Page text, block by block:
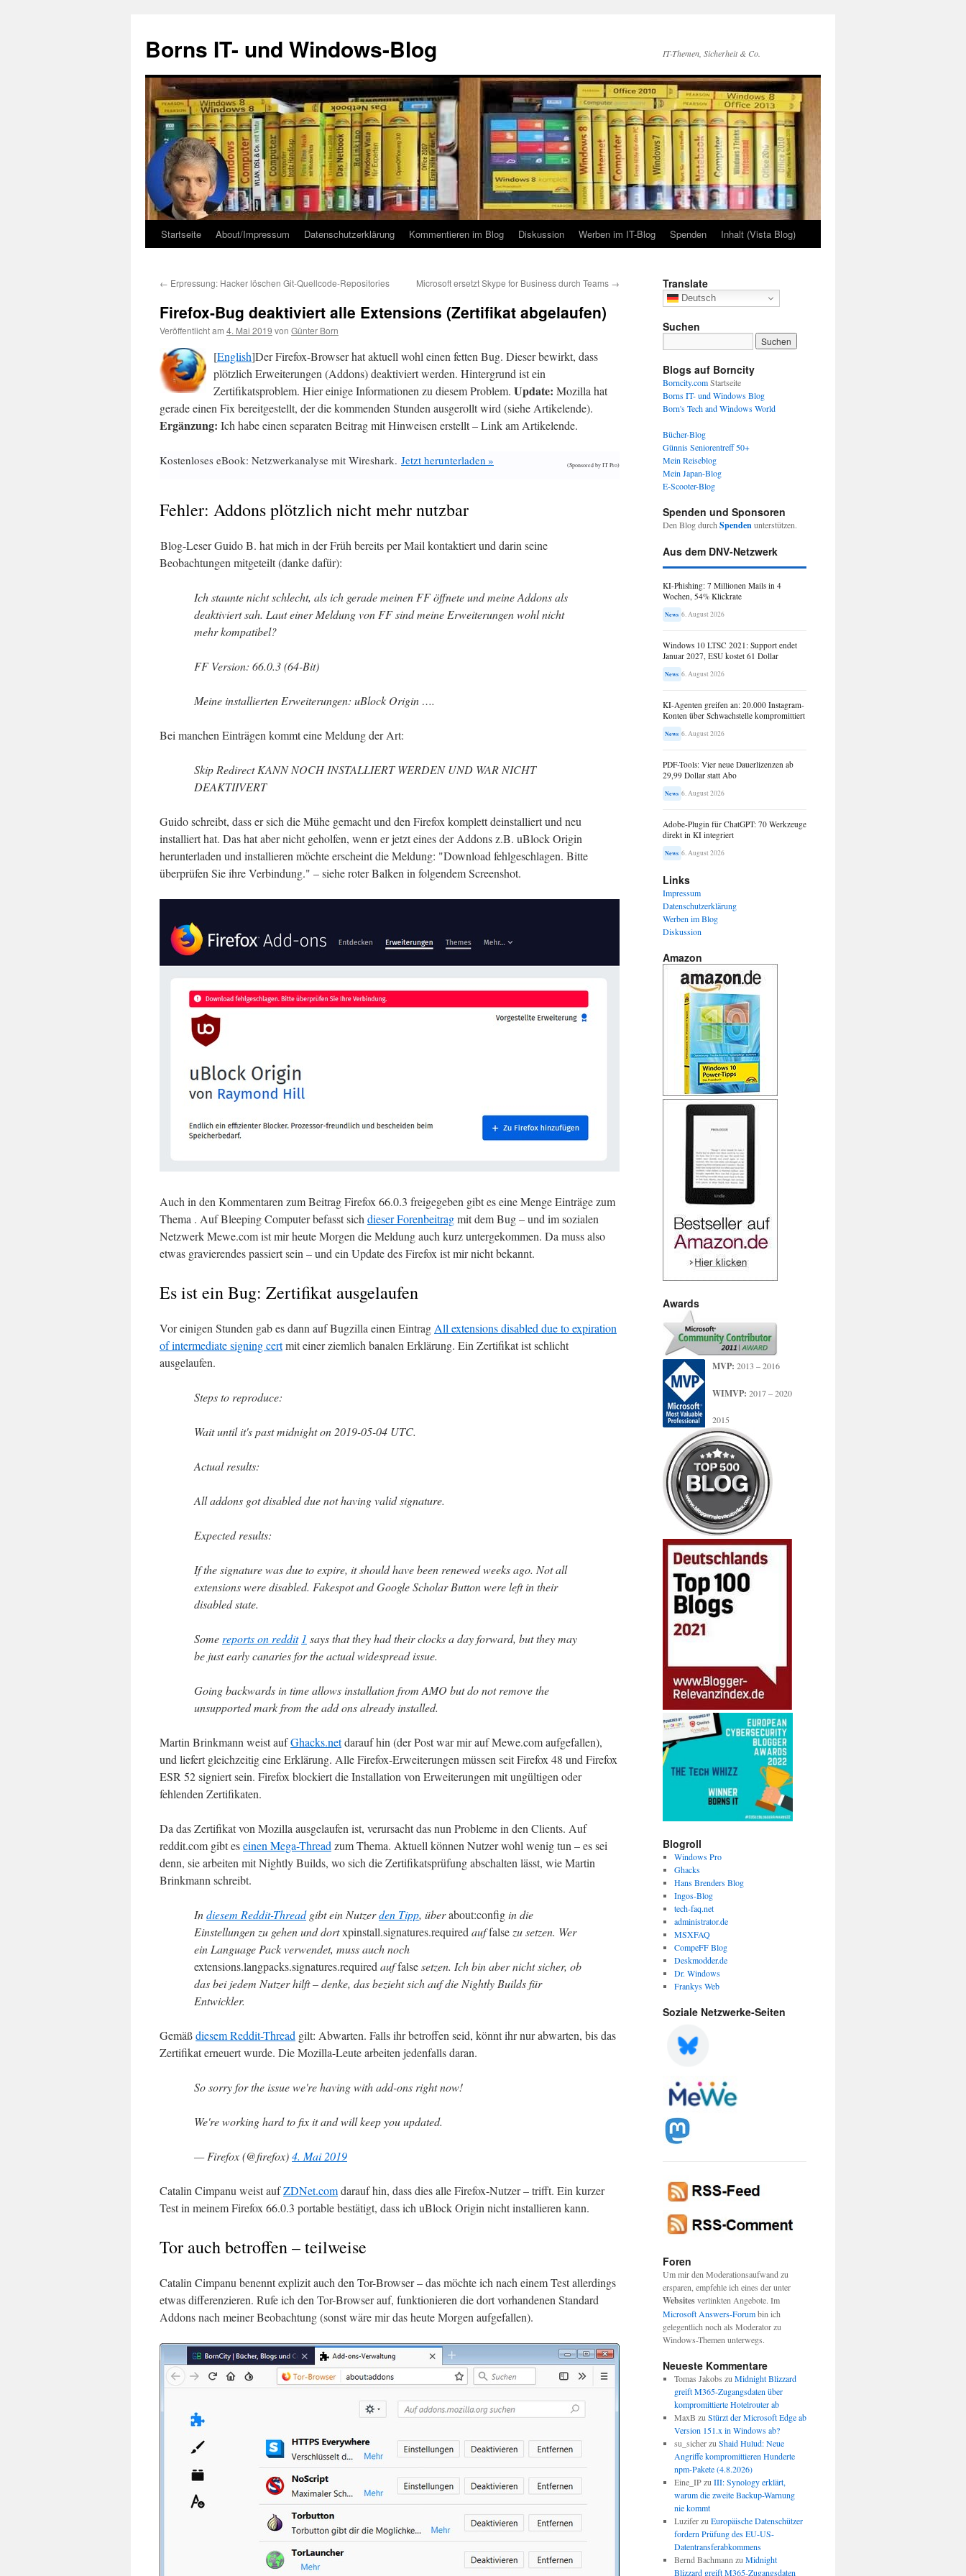
springen
Borns IT- und Windows-Blog IT-Themen, Sicherheit & Co.
Startseite About/Impressum Datenschutzerklärung Kommentieren im Blog Diskussion Werben im IT-Blog Spenden Inhalt (Vista Blog)
← Erpressung: Hacker löschen Git-Quellcode-Repositories Microsoft ersetzt Skype for Business durch Teams →
Firefox-Bug deaktiviert alle Extensions (Zertifikat abgelaufen)
Veröffentlicht am 4. Mai 2019 von Günter Born
[English]Der Firefox-Browser hat aktuell wohl einen fetten Bug. Dieser bewirkt, dass
plötzlich Erweiterungen (Addons) deaktiviert werden. Hintergrund ist ein
Zertifikatsproblem. Hier einige Informationen zu diesem Problem. Update: Mozilla hat
gerade einen Fix bereitgestellt, der die kommenden Stunden ausgerollt wird (siehe Artikelende).
Ergänzung: Ich habe einen separaten Beitrag mit Hinweisen erstellt – Link am Artikelende.
Kostenloses eBook: Netzwerkanalyse mit Wireshark. Jetzt herunterladen » (Sponsored by IT Pro)
Fehler: Addons plötzlich nicht mehr nutzbar
Blog-Leser Guido B. hat mich in der Früh bereits per Mail kontaktiert und darin seine
Beobachtungen mitgeteilt (danke dafür):
Ich staunte nicht schlecht, als ich gerade meinen FF öffnete und meine Addons als
deaktiviert sah. Laut einer Meldung von FF sind meine Erweiterungen wohl nicht
mehr kompatibel?
FF Version: 66.0.3 (64-Bit)
Meine installierten Erweiterungen: uBlock Origin ….
Bei manchen Einträgen kommt eine Meldung der Art:
Skip Redirect KANN NOCH INSTALLIERT WERDEN UND WAR NICHT
DEAKTIIVERT
Guido schreibt, dass er sich die Mühe gemacht und den Firefox komplett deinstalliert und neu
installiert hat. Das hat aber nicht geholfen, wenn er jetzt eines der Addons z.B. uBlock Origin
herunterladen und installieren möchte erscheint die Meldung: "Download fehlgeschlagen. Bitte
überprüfen Sie ihre Verbindung." – siehe roter Balken in folgendem Screenshot.
Auch in den Kommentaren zum Beitrag Firefox 66.0.3 freigegeben gibt es eine Menge Einträge zum
Thema . Auf Bleeping Computer befasst sich dieser Forenbeitragmit dem Bug – und im sozialen
Netzwerk Mewe.com ist mir heute Morgen die Meldung auch kurz untergekommen. Da muss also
etwas gravierendes passiert sein – und ein Update des Firefox ist mir nicht bekannt.
Es ist ein Bug: Zertifikat ausgelaufen
Vor einigen Stunden gab es dann auf Bugzilla einen Eintrag All extensions disabled due to expiration
of intermediate signing certmit einer ziemlich banalen Erklärung. Ein Zertifikat ist schlicht
ausgelaufen.
Steps to reproduce:
Wait until it's past midnight on 2019-05-04 UTC.
Actual results:
All addons got disabled due not having valid signature.
Expected results:
If the signature was due to expire, it should have been renewed weeks ago. Not all
extensions were disabled. Fakespot and Google Scholar Button were left in their
disabled state.
Some reports on reddit 1 says that they had their clocks a day forward, but they may
be just early canaries for the actual widespread issue.
Going backwards in time allows installation from AMO but do not remove the
unsupported mark from the add ons already installed.
Martin Brinkmann weist aufGhacks.netdarauf hin (der Post war mir auf Mewe.com aufgefallen),
und liefert gleichzeitig eine Erklärung. Alle Firefox-Erweiterungen müssen seit Firefox 48 und Firefox
ESR 52 signiert sein. Firefox blockiert die Installation von Erweiterungen mit ungültigen oder
fehlenden Zertifikaten.
Da das Zertifikat von Mozilla ausgelaufen ist, verursacht das nun Probleme in den Clients. Auf
reddit.com gibt eseinen Mega-Thread zum Thema. Aktuell können Nutzer wohl wenig tun – es sei
denn, sie arbeiten mit Nightly Builds, wo sich die Zertifikatsprüfung abschalten lässt, wie Martin
Brinkmann schreibt.
Indiesem Reddit-Threadgibt ein Nutzerden Tipp, überabout:configin die
Einstellungen zu gehen und dortxpinstall.signatures.required auffalse zu setzen. Wer
ein Language Pack verwendet, muss auch noch
extensions.langpacks.signatures.required auffalsesetzen. Ich bin aber nicht sicher, ob
das bei jedem Nutzer hilft – denke, das bezieht sich auf die Nightly Builds für
Entwickler.
Gemäßdiesem Reddit-Thread gilt: Abwarten. Falls ihr betroffen seid, könnt ihr nur abwarten, bis das
Zertifikat erneuert wurde. Die Mozilla-Leute arbeiten jedenfalls daran.
So sorry for the issue we're having with add-ons right now!
We're working hard to fix it and will keep you updated.
— Firefox (@firefox)4. Mai 2019
Catalin Cimpanu weist aufZDNet.comdarauf hin, dass dies alle Firefox-Nutzer – trifft. Ein kurzer
Test in meinem Firefox 66.0.3 portable bestätigt, dass ich uBlock Origin nicht installieren kann.
Tor auch betroffen – teilweise
Catalin Cimpanu benennt explizit auch den Tor-Browser – das möchte ich nach einem Test allerdings
etwas differenzieren. Rufe ich den Tor-Browser auf, funktionieren die dort vorhandenen Standard
Addons nach meiner Beobachtung (sonst wäre mir das heute Morgen aufgefallen).
Translate
Deutsch
Suchen
Blogs auf Borncity
Borncity.comStartseite
Borns IT- und Windows Blog
Born's Tech and Windows World
Bücher-Blog
Günnis Seniorentreff 50+
Mein Reiseblog
Mein Japan-Blog
E-Scooter-Blog
Spenden und Sponsoren
Den Blog durch Spendenunterstützen.
Aus dem DNV-Netzwerk
KI-Phishing: 7 Millionen Mails in 4
Wochen, 54% Klickrate
News 6. August 2026
Windows 10 LTSC 2021: Support endet
Januar 2027, ESU kostet 61 Dollar
News 6. August 2026
KI-Agenten greifen an: 20.000 Instagram-
Konten über Schwachstelle kompromittiert
News 6. August 2026
PDF-Tools: Vier neue Dauerlizenzen ab
29,99 Dollar statt Abo
News 6. August 2026
Adobe-Plugin für ChatGPT: 70 Werkzeuge
direkt in KI integriert
News 6. August 2026
Links
Impressum
Datenschutzerklärung
Werben im Blog
Diskussion
Amazon
Awards
MVP: 2013 – 2016
WIMVP: 2017 – 2020
2015
Blogroll
Windows Pro
Ghacks
Hans Brenders Blog
Ingos-Blog
tech-faq.net
administrator.de
MSXFAQ
CompeFF Blog
Deskmodder.de
Dr. Windows
Frankys Web
Soziale Netzwerke-Seiten
Foren
Um mir den Moderationsaufwand zu
ersparen, empfehle ich eines der unter
Websitesverlinkten Angebote. Im
Microsoft Answers-Forumbin ich
gelegentlich noch als Moderator zu
Windows-Themen unterwegs.
Neueste Kommentare
Tomas Jakobs zu Midnight Blizzard
greift M365-Zugangsdaten über
kompromittierte Hotelrouter ab
MaxB zu Stürzt der Microsoft Edge ab
Version 151.x in Windows ab?
su_sicherzu Shaid Hulud: Neue
Angriffe kompromittieren Hunderte
npm-Pakete (4.8.2026)
Eine_IPzu III: Synology erklärt,
warum die zweite Backup-Warnung
nie kommt
Luziferzu Europäische Datenschützer
fordern Prüfung des EU-US-
Datentransferabkommens
Bernd Bachmann zu Midnight
Blizzard greift M365-Zugangsdaten